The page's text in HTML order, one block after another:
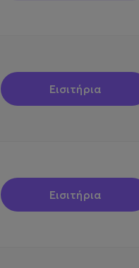
Εισιτήρια
Εισιτήρια